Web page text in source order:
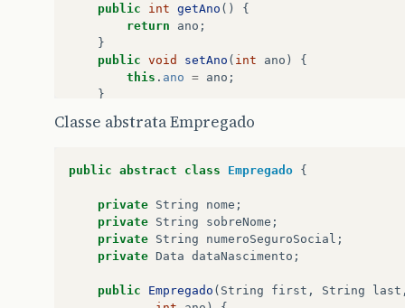
public
int getAno ()
{
return
ano ;
}
public void setAno ( int ano )
{
this . ano = ano ;
}
private
checkMes testeMes
&& testeMes
return
System
printf
"Mes invalido
}
}
Classe abstrata Empregado
public abstract class Empregado {
private String nome ;
private String sobreNome ;
private String numeroSeguroSocial ;
private Data dataNascimento ;
public Empregado ( String first , String last